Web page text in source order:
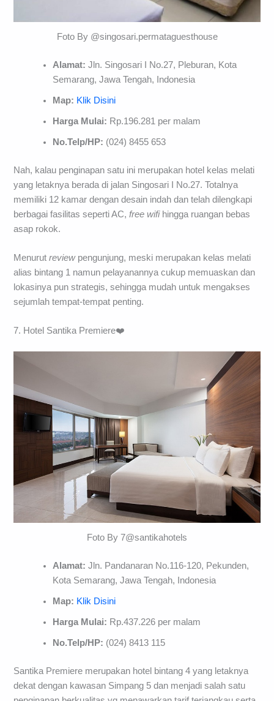
Foto By @singosari.permataguesthouse
Alamat:Jln. Singosari I No.27, Pleburan, Kota
Semarang, Jawa Tengah, Indonesia
Map: Klik Disini
Harga Mulai: Rp.196.281 per malam
No.Telp/HP: (024) 8455 653
Nah, kalau penginapan satu ini merupakan hotel kelas melati
yang letaknya berada di jalan Singosari I No.27. Totalnya
memiliki 12 kamar dengan desain indah dan telah dilengkapi
berbagai fasilitas seperti AC,free wifihingga ruangan bebas
asap rokok.
Menurutreviewpengunjung, meski merupakan kelas melati
alias bintang 1 namun pelayanannya cukup memuaskan dan
lokasinya pun strategis, sehingga mudah untuk mengakses
sejumlah tempat-tempat penting.
7. Hotel Santika Premiere❤️
Foto By 7@santikahotels
Alamat:Jln. Pandanaran No.116-120, Pekunden,
Kota Semarang, Jawa Tengah, Indonesia
Map: Klik Disini
Harga Mulai: Rp.437.226 per malam
No.Telp/HP: (024) 8413 115
Santika Premiere merupakan hotel bintang 4 yang letaknya
dekat dengan kawasan Simpang 5 dan menjadi salah satu